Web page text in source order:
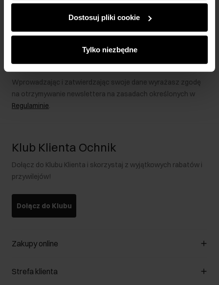
partnerom społecznościowym, reklamowym i
analitycznym. Partnerzy mogą połączyć te informacje z
podczas korzystania z ich usług.
Dostosuj pliki cookie
Tylko niezbędne
Zapisz się
Wprowadzając i zatwierdzając swoje dane wyrażasz zgodę
na otrzymywanie newslettera na zasadach określonych w
Regulaminie.
Klub Klienta Ochnik
Dołącz do Klubu Klienta i skorzystaj z wyjątkowych rabatów i
przywilejów!
Dołącz do Klubu
Zakupy online
Zarządzaj cookies
Strefa klienta